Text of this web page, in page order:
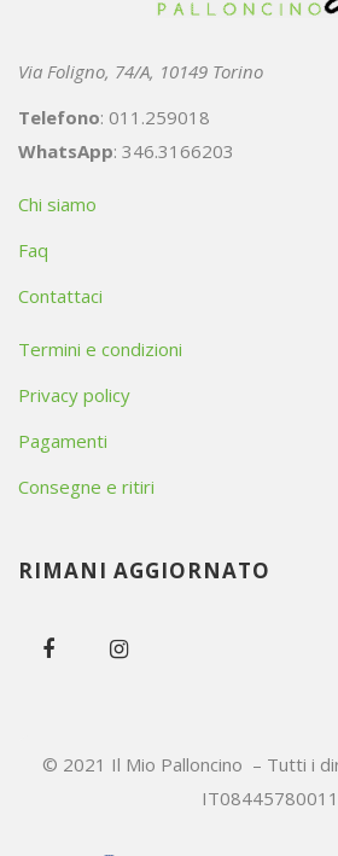
Via Foligno, 74/A, 10149 Torino
Telefono: 011.259018
WhatsApp: 346.3166203
Chi siamo
Faq
Contattaci
Termini e condizioni
Privacy policy
Pagamenti
Consegne e ritiri
RIMANI AGGIORNATO
© 2021 Il Mio Palloncino – Tutti i
IT08445780011